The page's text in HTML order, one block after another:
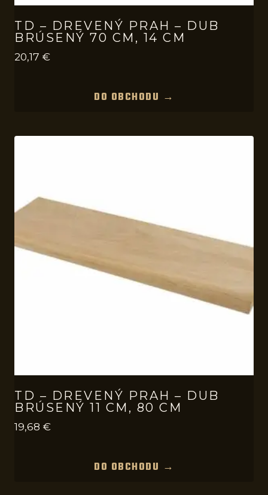
TD – DREVENÝ PRAH – DUB
BRÚSENÝ 70 CM, 14 CM
20,17 €
DO OBCHODU →
TD – DREVENÝ PRAH – DUB
BRÚSENÝ 11 CM, 80 CM
19,68 €
DO OBCHODU →